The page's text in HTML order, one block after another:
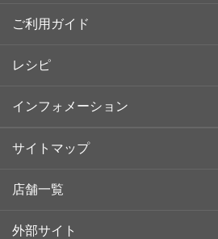
ご利用ガイド
レシピ
インフォメーション
サイトマップ
店舗一覧
外部サイト